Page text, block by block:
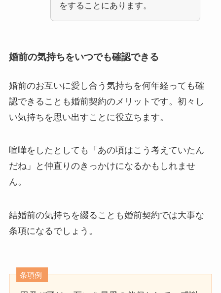
をすることにあります。
婚前の気持ちをいつでも確認できる
婚前のお互いに愛し合う気持ちを何年経っても確
認できることも婚前契約のメリットです。初々し
い気持ちを思い出すことに役立ちます。
喧嘩をしたとしても「あの頃はこう考えていたん
だね」と仲直りのきっかけになるかもしれませ
ん。
結婚前の気持ちを綴ることも婚前契約では大事な
条項になるでしょう。
条項例